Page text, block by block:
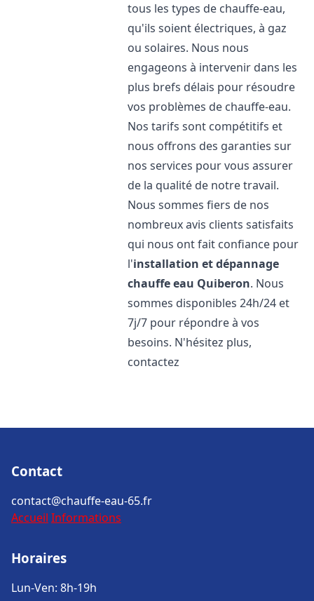
tous les types de chauffe-eau,
qu'ils soient électriques, à gaz
ou solaires. Nous nous
engageons à intervenir dans les
plus brefs délais pour résoudre
vos problèmes de chauffe-eau.
Nos tarifs sont compétitifs et
nous offrons des garanties sur
nos services pour vous assurer
de la qualité de notre travail.
Nous sommes fiers de nos
nombreux avis clients satisfaits
qui nous ont fait confiance pour
l'installation et dépannage
chauffe eau Quiberon. Nous
sommes disponibles 24h/24 et
7j/7 pour répondre à vos
besoins. N'hésitez plus,
contactez
Contact
contact@chauffe-eau-65.fr
Accueil Informations
Horaires
Lun-Ven: 8h-19h